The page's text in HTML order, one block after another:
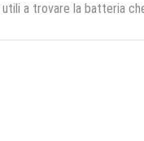
a trovare la batteria